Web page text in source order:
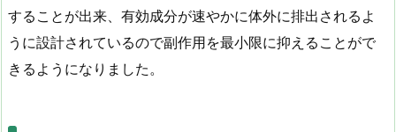
することが出来、有効成分が速やかに体外に排出されるよ
うに設計されているので副作用を最小限に抑えることがで
きるようになりました。